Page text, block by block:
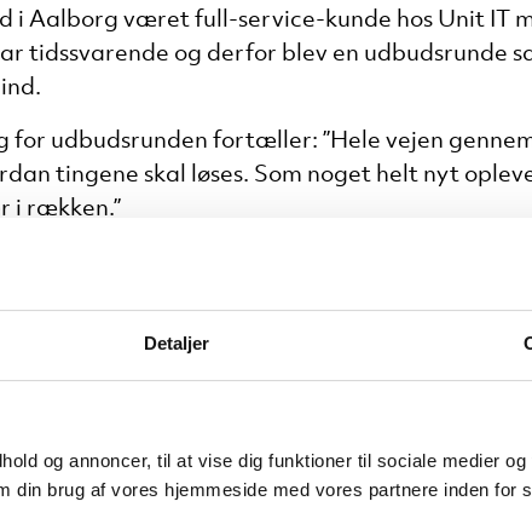
Detaljer
og annoncer, til at vise dig funktioner til sociale medier
din brug af vores hjemmeside med vores partnere inden for
i Aalborg været full-service-kunde hos Unit IT
tidssvarende og derfor blev en udbudsrunde
for udbudsrunden fortæller: ”Hele vejen
tingene skal løses. Som noget helt nyt
i rækken.”
og de to kolleger, der står med den daglige
så de var 8-9 medarbejdere for at vise
opfattelse, at det var noget man havde